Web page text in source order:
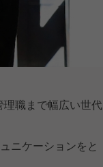
職まで幅広い世代
ニケーションをと